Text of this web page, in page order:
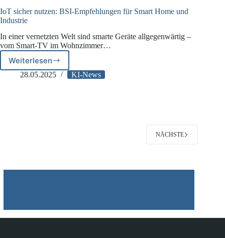
IoT sicher nutzen: BSI-Empfehlungen für Smart Home und
Industrie
In einer vernetzten Welt sind smarte Geräte allgegenwärtig –
vom Smart-TV im Wohnzimmer…
Weiterlesen
IoT
sicher
28.05.2025 KI-News
NÄCHSTE